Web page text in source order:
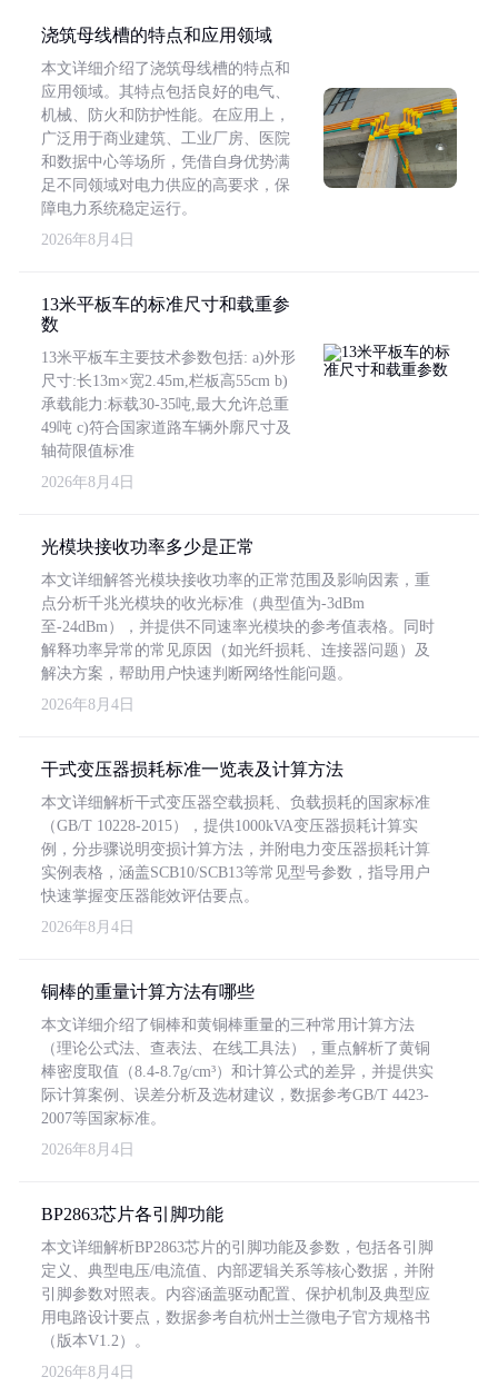
浇筑母线槽的特点和应用领域
本文详细介绍了浇筑母线槽的特点和
应用领域。其特点包括良好的电气、
机械、防火和防护性能。在应用上，
广泛用于商业建筑、工业厂房、医院
和数据中心等场所，凭借自身优势满
足不同领域对电力供应的高要求，保
障电力系统稳定运行。
2026年8月4日
13米平板车的标准尺寸和载重参
数
13米平板车主要技术参数包括: a)外形
尺寸:长13m×宽2.45m,栏板高55cm b)
承载能力:标载30-35吨,最大允许总重
49吨 c)符合国家道路车辆外廓尺寸及
轴荷限值标准
2026年8月4日
光模块接收功率多少是正常
本文详细解答光模块接收功率的正常范围及影响因素，重
点分析千兆光模块的收光标准（典型值为-3dBm
至-24dBm），并提供不同速率光模块的参考值表格。同时
解释功率异常的常见原因（如光纤损耗、连接器问题）及
解决方案，帮助用户快速判断网络性能问题。
2026年8月4日
干式变压器损耗标准一览表及计算方法
本文详细解析干式变压器空载损耗、负载损耗的国家标准
（GB/T 10228-2015），提供1000kVA变压器损耗计算实
例，分步骤说明变损计算方法，并附电力变压器损耗计算
实例表格，涵盖SCB10/SCB13等常见型号参数，指导用户
快速掌握变压器能效评估要点。
2026年8月4日
铜棒的重量计算方法有哪些
本文详细介绍了铜棒和黄铜棒重量的三种常用计算方法
（理论公式法、查表法、在线工具法），重点解析了黄铜
棒密度取值（8.4-8.7g/cm³）和计算公式的差异，并提供实
际计算案例、误差分析及选材建议，数据参考GB/T 4423-
2007等国家标准。
2026年8月4日
BP2863芯片各引脚功能
本文详细解析BP2863芯片的引脚功能及参数，包括各引脚
定义、典型电压/电流值、内部逻辑关系等核心数据，并附
引脚参数对照表。内容涵盖驱动配置、保护机制及典型应
用电路设计要点，数据参考自杭州士兰微电子官方规格书
（版本V1.2）。
2026年8月4日